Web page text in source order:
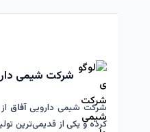
شرکت شیمی
شرکت شیمی داروییآفاق
کرده و یکی از قدیمی‌ترین